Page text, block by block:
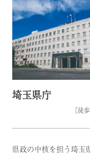
埼玉県庁
［徒
県政の中核を担う埼玉